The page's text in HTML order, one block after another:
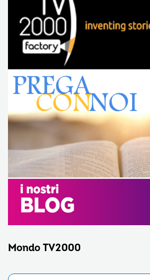
Mondo TV2000